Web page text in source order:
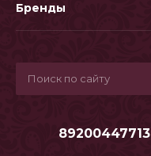
Бренды
89200447713